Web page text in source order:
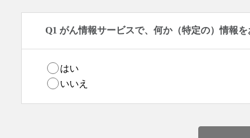
Q1 がん情報サービスで、何か（特定の）情報を
はい
いいえ